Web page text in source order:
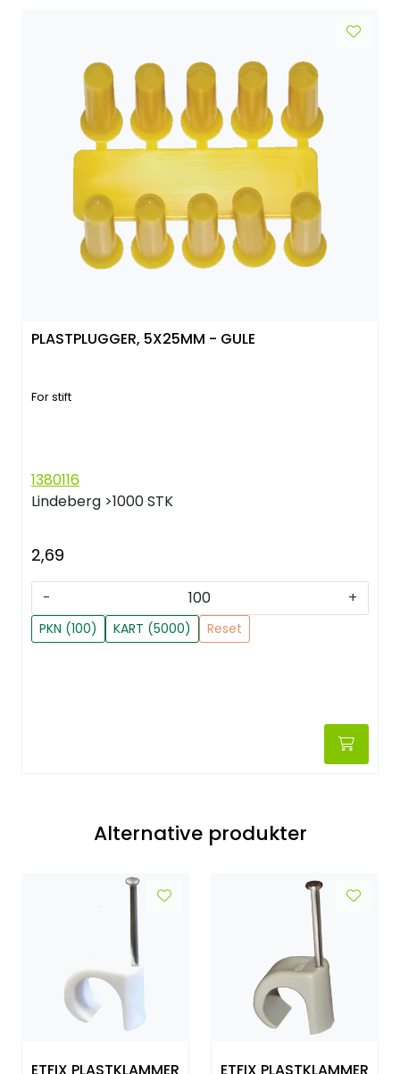
PLASTPLUGGER, 5X25MM - GULE
For stift
1380116
Lindeberg >1000 STK
2,69
- +
PKN (100) KART (5000) Reset
Alternative produkter